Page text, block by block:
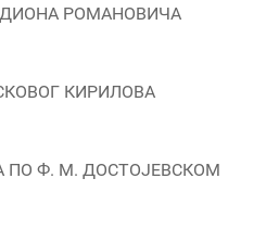
РОМАНОВИЧА
КИРИЛОВА
ПО Ф. М. ДОСТОЈЕВСКОМ